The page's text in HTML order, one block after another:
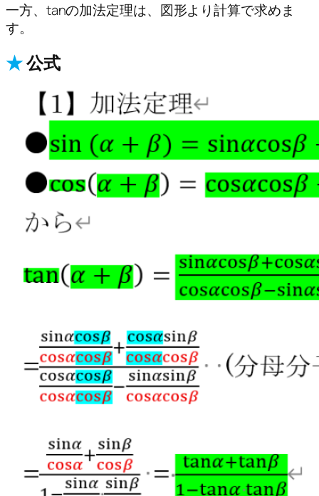
一方、tanの加法定理は、図形より計算で求めま
す。
★公式